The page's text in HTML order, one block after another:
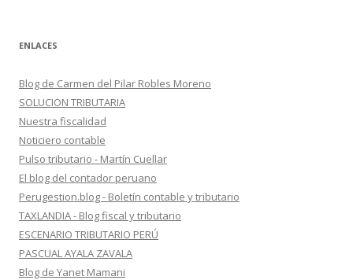
ENLACES
Blog de Carmen del Pilar Robles Moreno
SOLUCION TRIBUTARIA
Nuestra fiscalidad
Noticiero contable
Pulso tributario - Martín Cuellar
El blog del contador peruano
Perugestion.blog - Boletín contable y tributario
TAXLANDIA - Blog fiscal y tributario
ESCENARIO TRIBUTARIO PERÚ
PASCUAL AYALA ZAVALA
Blog de Yanet Mamani